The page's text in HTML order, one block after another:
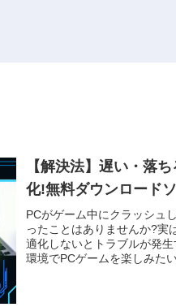
【解決法】遅い・落
化!無料ダウンロード
PCがゲーム中にクラッシュ
ったことはありませんか?実
適化しないとトラブルが発
環境でPCゲームを楽しみた